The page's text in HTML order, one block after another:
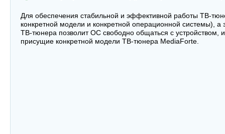
Для обеспечения стабильной и эффективной работы ТВ-
конкретной модели и конкретной операционной системы),
ТВ-тюнера позволит ОС свободно общаться с устройством,
присущие конкретной модели ТВ-тюнера MediaForte.